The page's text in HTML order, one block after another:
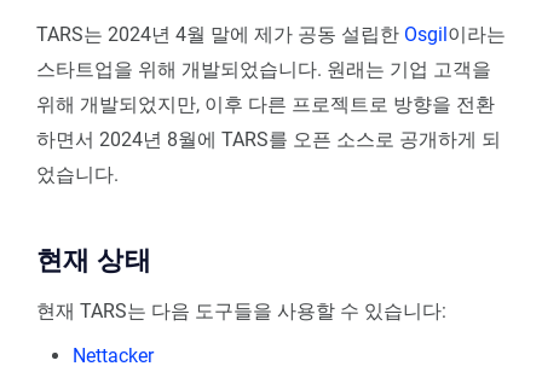
TARS는 2024년 4월 말에 제가 공동 설립한 Osgil이라는
스타트업을 위해 개발되었습니다. 원래는 기업 고객을
위해 개발되었지만, 이후 다른 프로젝트로 방향을 전환
하면서 2024년 8월에 TARS를 오픈 소스로 공개하게 되
었습니다.
현재 상태
현재 TARS는 다음 도구들을 사용할 수 있습니다:
Nettacker